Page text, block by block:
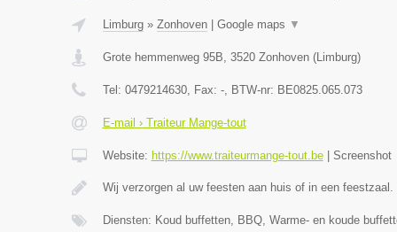
Limburg» Zonhoven| Google maps ▼
Grote hemmenweg 95B, 3520 Zonhoven(Limburg)
Tel: 0479214630, Fax: -, BTW-nr: BE0825.065.073
E-mail › Traiteur Mange-tout
Website: https://www.traiteurmange-tout.be| Screenshot
Wij verzorgen al uw feesten aan huis of in een feestzaal.
Diensten: Koud buffetten, BBQ, Warme- en koude